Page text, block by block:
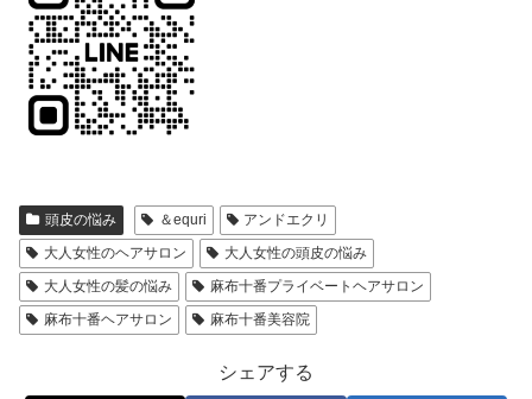
頭皮の悩み ＆equri
アンドエクリ
大人女性のヘアサロン
大人女性の頭皮の悩み
大人女性の髪の悩み
麻布十番プライベートヘアサロン
麻布十番ヘアサロン
麻布十番美容院
シェアする